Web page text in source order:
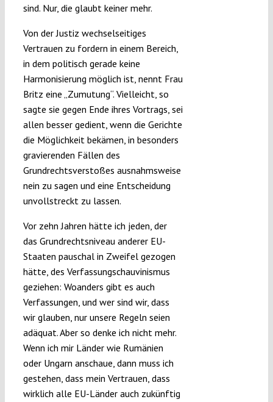
sind. Nur, die glaubt keiner mehr.
Von der Justiz wechselseitiges
Vertrauen zu fordern in einem Bereich,
in dem politisch gerade keine
Harmonisierung möglich ist, nennt Frau
Britz eine „Zumutung“. Vielleicht, so
sagte sie gegen Ende ihres Vortrags, sei
allen besser gedient, wenn die Gerichte
die Möglichkeit bekämen, in besonders
gravierenden Fällen des
Grundrechtsverstoßes ausnahmsweise
nein zu sagen und eine Entscheidung
unvollstreckt zu lassen.
Vor zehn Jahren hätte ich jeden, der
das Grundrechtsniveau anderer EU-
Staaten pauschal in Zweifel gezogen
hätte, des Verfassungschauvinismus
geziehen: Woanders gibt es auch
Verfassungen, und wer sind wir, dass
wir glauben, nur unsere Regeln seien
adäquat. Aber so denke ich nicht mehr.
Wenn ich mir Länder wie Rumänien
oder Ungarn anschaue, dann muss ich
gestehen, dass mein Vertrauen, dass
wirklich alle EU-Länder auch zukünftig